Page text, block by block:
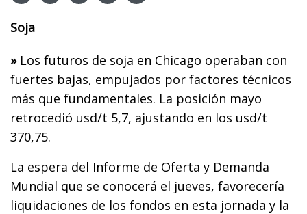
Soja
» Los futuros de soja en Chicago operaban con
fuertes bajas, empujados por factores técnicos
más que fundamentales. La posición mayo
retrocedió usd/t 5,7, ajustando en los usd/t
370,75.
La espera del Informe de Oferta y Demanda
Mundial que se conocerá el jueves, favorecería
liquidaciones de los fondos en esta jornada y la